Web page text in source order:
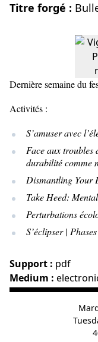
Titre forgé :
Dernière semaine du
Activités :
S’amuser avec
Face aux troubles
durabilité comme
Dismantling Your
Take Heed:
Perturbations
S’éclipser |
Support : pdf
Medium :